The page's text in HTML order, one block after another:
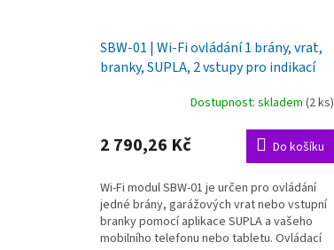
SBW-01 | Wi-Fi ovládání 1 brány, vrat,
branky, SUPLA, 2 vstupy pro indikací
Dostupnost: skladem (2 ks)
2 790,26 Kč Do košíku
Wi-Fi modul SBW-01 je určen pro ovládání
jedné brány, garážových vrat nebo vstupní
branky pomocí aplikace SUPLA a vašeho
mobilního telefonu nebo tabletu. Ovládací